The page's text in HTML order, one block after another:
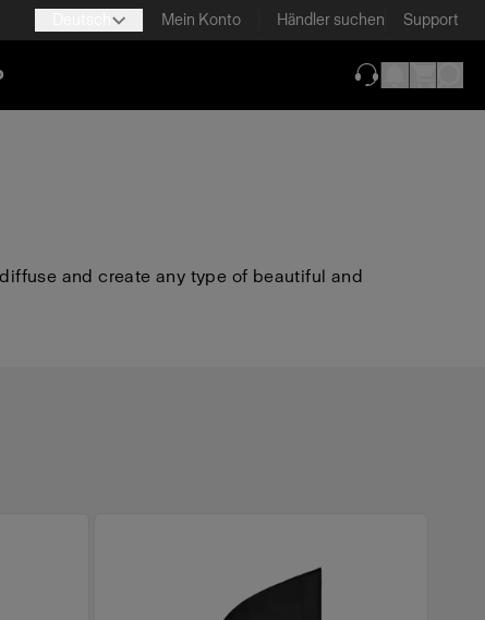
Mein Konto Händler suchen Support
and create any type of beautiful and